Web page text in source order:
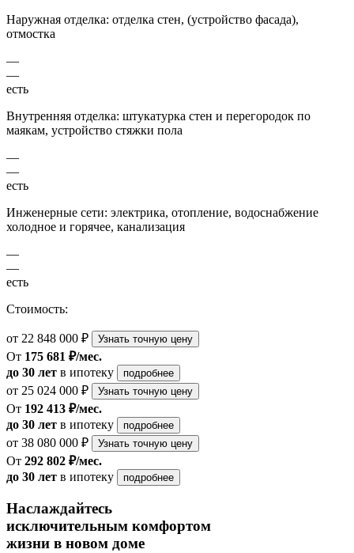
Наружная отделка: отделка стен, (устройство фасада),
отмостка
—
—
есть
Внутренняя отделка: штукатурка стен и перегородок по
маякам, устройство стяжки пола
—
—
есть
Инженерные сети: электрика, отопление, водоснабжение
холодное и горячее, канализация
—
—
есть
Стоимость:
от 22 848 000 ₽ Узнать точную цену
От 175 681 ₽/мес.
до 30 лет в ипотеку подробнее
от 25 024 000 ₽ Узнать точную цену
От 192 413 ₽/мес.
до 30 лет в ипотеку подробнее
от 38 080 000 ₽ Узнать точную цену
От 292 802 ₽/мес.
до 30 лет в ипотеку подробнее
Наслаждайтесь
исключительным комфортом
жизни в новом доме